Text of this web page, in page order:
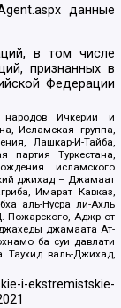
данные
в том числе
признанных в
Федерации
Ичкерии и
Исламская группа,
Лашкар-И-Тайба,
партия Туркестана,
исламского
джихад – Джамаат
Имарат Кавказ,
аль-Нусра ли-Ахль
Аджр от
джамаата Ат-
ба суи давлати
Таухид валь-Джихад,
i-ekstremistskie-